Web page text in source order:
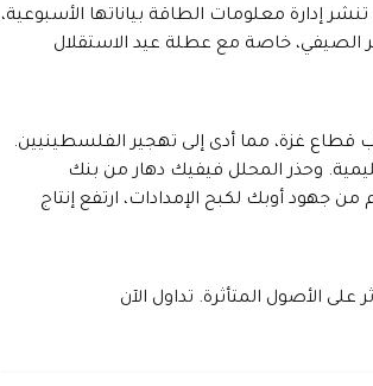
إدارة معلومات الطاقة بياناتها الأسبوعية،
الصيفي، خاصة مع عطلة عيد الاستقلال
غزة، مما أدى إلى تهجير الفلسطينيين.
وحذر المحلل فيفيك دهار من بنك
جهود أوبك لكبح الإمدادات، ارتفع إنتاج
الأصول المتأثرة. تداول الآن